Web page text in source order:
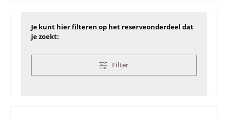
Je kunt hier filteren op het reserveonderdeel dat
je zoekt:
Filter